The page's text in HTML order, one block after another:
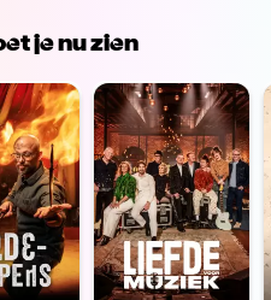
opnieuw tot leven. Alsof je er
toch vanop de
je nu zien